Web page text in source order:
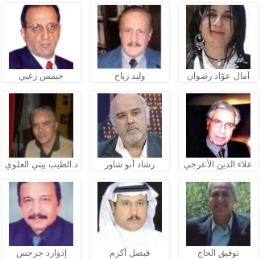
آمال عوّاد رضوان وليد رباح جيمس زغبي
علاء الدين الأعرجي رشاد أبو شاور د.الطيب بيتي العلوي
توفيق الحاج فيصل أكرم إدوارد جرجس